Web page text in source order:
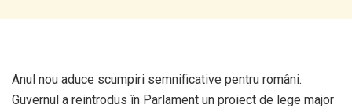
Anul nou aduce scumpiri semnificative pentru români.
Guvernul a reintrodus în Parlament un proiect de lege major